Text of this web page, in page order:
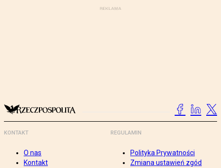
KONTAKT
O nas
Kontakt
REGULAMIN
Polityka Prywatności
Zmiana ustawień zgód